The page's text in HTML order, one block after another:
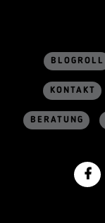
BLOGROLL
KONTAKT
BERATUNG